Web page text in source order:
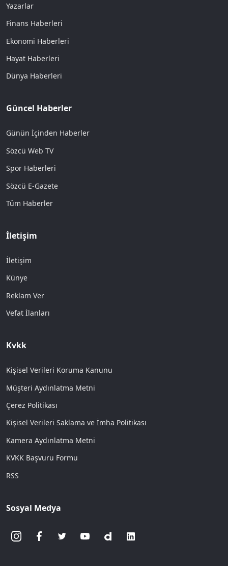
Yazarlar
Finans Haberleri
Ekonomi Haberleri
Hayat Haberleri
Dünya Haberleri
Güncel Haberler
Günün İçinden Haberler
Sözcü Web TV
Spor Haberleri
Sözcü E-Gazete
Tüm Haberler
İletişim
İletişim
Künye
Reklam Ver
Vefat İlanları
Kvkk
Kişisel Verileri Koruma Kanunu
Müşteri Aydınlatma Metni
Çerez Politikası
Kişisel Verileri Saklama ve İmha Politikası
Kamera Aydınlatma Metni
KVKK Başvuru Formu
RSS
Sosyal Medya